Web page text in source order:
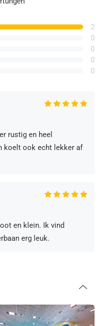
2
0
0
0
0
rustig en heel
koelt ook echt lekker af
en klein. Ik vind
erg leuk.